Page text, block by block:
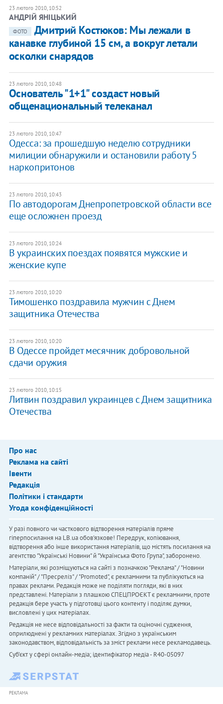
23 лютого 2010, 10:52
АНДРІЙ ЯНІЦЬКИЙ
ФОТО
Дмитрий Костюков: Мы лежали в
канавке глубиной 15 см, а вокруг летали
осколки снарядов
23 лютого 2010, 10:48
Основатель "1+1" создаст новый
общенациональный телеканал
23 лютого 2010, 10:47
Одесса: за прошедшую неделю сотрудники
милиции обнаружили и остановили работу 5
наркопритонов
23 лютого 2010, 10:43
По автодорогам Днепропетровской области все
еще осложнен проезд
23 лютого 2010, 10:24
В украинских поездах появятся мужские и
женские купе
23 лютого 2010, 10:20
Тимошенко поздравила мужчин с Днем
защитника Отечества
23 лютого 2010, 10:20
В Одессе пройдет месячник добровольной
сдачи оружия
23 лютого 2010, 10:15
Литвин поздравил украинцев с Днем защитника
Отечества
Про нас
Реклама на сайті
Івенти
Редакція
Політики і стандарти
Угода конфіденційності
У разі повного чи часткового відтворення матеріалів пряме
гіперпосилання на LB.ua обов'язкове! Передрук, копіювання,
відтворення або інше використання матеріалів, що містять посилання на
агентство "Українськi Новини" й "Українська Фото Група", заборонено.
Матеріали, які розміщуються на сайті з позначкою "Реклама" / "Новини
компаній" / "Пресреліз" / "Promoted", є рекламними та публікуються на
правах реклами. Редакція може не поділяти погляди, які в них
представлені. Матеріали з плашкою СПЕЦПРОЄКТ є рекламними, проте
редакція бере участь у підготовці цього контенту і поділяє думки,
висловлені у цих матеріалах.
Редакція не несе відповідальності за факти та оціночні судження,
оприлюднені у рекламних матеріалах. Згідно з українським
законодавством, відповідальність за зміст реклами несе рекламодавець.
Cуб'єкт у сфері онлайн-медіа; ідентифікатор медіа - R40-05097
РЕКЛАМА